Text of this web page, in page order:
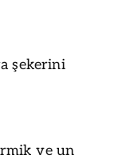
şekerini
ve un